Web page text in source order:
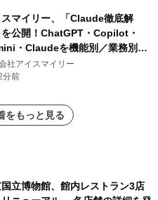
スマイリー、「Claude徹底解
公開！ChatGPT・Copilot・
・Claudeを機能別／業務別に
自社に合う生成AIの選び方がわ
践ガイド
社アイスマイリー
分前
をもっと見る
立博物館、館内レストラン3店